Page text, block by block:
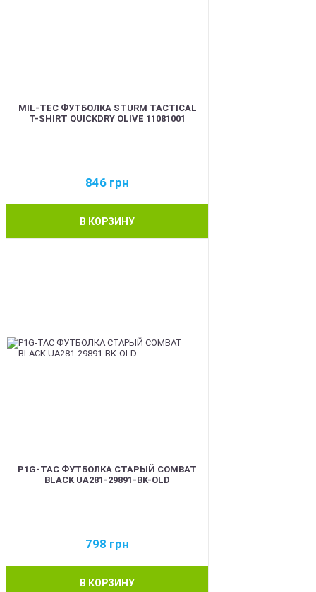
MIL-TEC ФУТБОЛКА STURM TACTICAL
T-SHIRT QUICKDRY OLIVE 11081001
846 грн
В КОРЗИНУ
P1G-TAC ФУТБОЛКА СТАРЫЙ COMBAT
BLACK UA281-29891-BK-OLD
798 грн
В КОРЗИНУ